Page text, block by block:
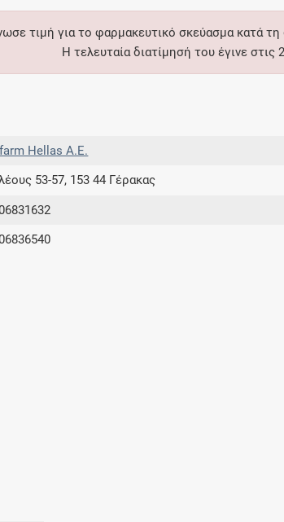
Συνδρομές
Βρείτε θεραπευτικές ενδείξεις και αγωγές για
τιμή για το φαρμακευτικό σκεύασμα κατά
Η τελευταία διατίμησή του έγινε στις
Hellas Α.Ε.
53-57, 153 44 Γέρακας